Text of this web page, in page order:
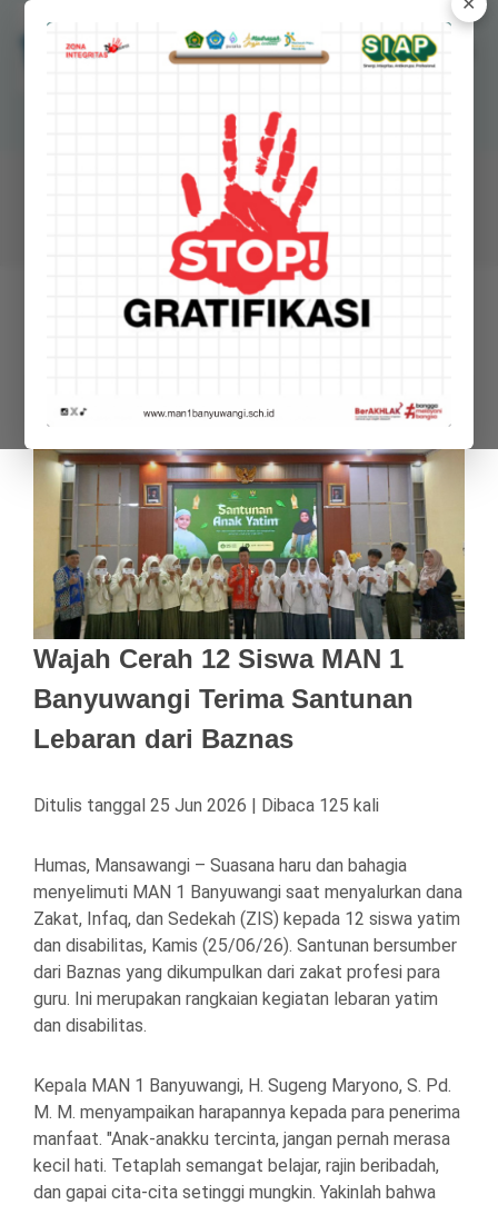
MANSAWANGI
Madrasah Aliyah Negeri 1 Banyuwangi
BERITA
Wajah Cerah 12 Siswa MAN 1
Banyuwangi Terima Santunan
Lebaran dari Baznas
Ditulis tanggal 25 Jun 2026 | Dibaca 125 kali
Humas, Mansawangi – Suasana haru dan bahagia
menyelimuti MAN 1 Banyuwangi saat menyalurkan dana
Zakat, Infaq, dan Sedekah (ZIS) kepada 12 siswa yatim
dan disabilitas, Kamis (25/06/26). Santunan bersumber
dari Baznas yang dikumpulkan dari zakat profesi para
guru. Ini merupakan rangkaian kegiatan lebaran yatim
dan disabilitas.
Kepala MAN 1 Banyuwangi, H. Sugeng Maryono, S. Pd.
M. M. menyampaikan harapannya kepada para penerima
manfaat. "Anak-anakku tercinta, jangan pernah merasa
kecil hati. Tetaplah semangat belajar, rajin beribadah,
dan gapai cita-cita setinggi mungkin. Yakinlah bahwa